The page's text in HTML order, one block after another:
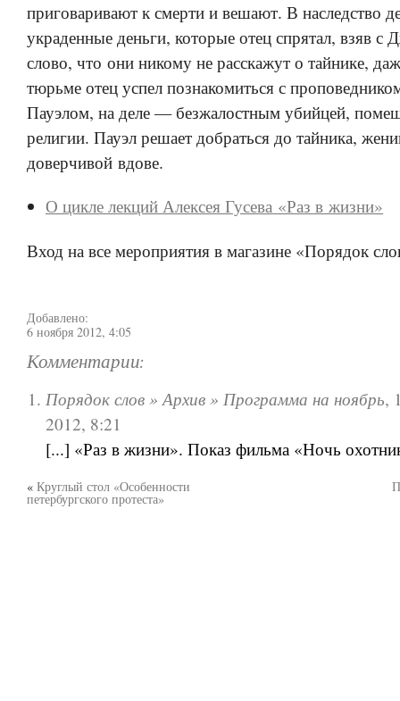
приговаривают к смерти и вешают. В наследство
украденные деньги, которые отец спрятал, взяв с
слово, что они никому не расскажут о тайнике,
тюрьме отец успел познакомиться с
Пауэлом, на деле — безжалостным убийцей,
религии. Пауэл решает добраться до тайника,
доверчивой вдове.
О цикле лекций Алексея Гусева «Раз в жизни»
Вход на все мероприятия в магазине «Порядок
Добавлено:
6 ноября 2012, 4:05
Комментарии:
Порядок слов » Архив » Программа на ноябрь,
2012, 8:21
[...] «Раз в жизни». Показ фильма «Ночь
« Круглый стол «Особенности
петербургского протеста»